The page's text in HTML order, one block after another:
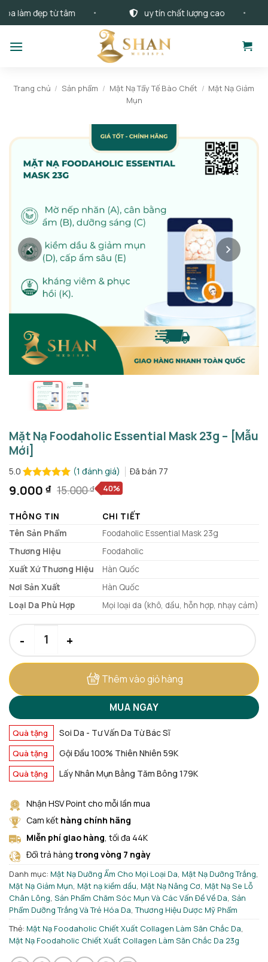
dung
đẹp từ tâm uy tín chất lượng cao
Trang chủ / Sản phẩm / Mặt Nạ Tẩy Tế Bào Chết / Mặt Nạ Giảm
Mụn
Mặt Nạ Foodaholic Essential Mask 23g – [Mẫu
Mới]
5.0
5.0trên 5
dựa trên
1
(1 đánh giá) Đã bán 77
15.000₫
Giá
gốc
là:
15.000 ₫.
9.000 ₫
Giá
hiện
tại
là:
40%
THÔNG TIN
CHI TIẾT
Tên Sản Phẩm
Foodaholic Essential Mask 23g
Thương Hiệu
Foodaholic
Xuất Xứ Thương Hiệu
Hàn Quốc
Nơi Sản Xuất
Hàn Quốc
Loại Da Phù Hợp
Mọi loại da (khô, dầu, hỗn hợp, nhạy cảm)
Thêm vào giỏ hàng
MUA NGAY
Quà tặng Soi Da - Tư Vấn Da Từ Bác Sĩ
Quà tặng Gội Đầu 100% Thiên Nhiên 59K
Quà tặng Lấy Nhân Mụn Bằng Tăm Bông 179K
Nhận HSV Point cho mỗi lần mua
Cam kết hàng chính hãng
Miễn phí giao hàng , tối đa 44K
Đổi trả hàng trong vòng 7 ngày
Danh mục: Mặt Nạ Dưỡng Ẩm Cho Mọi Loại Da, Mặt Nạ Dưỡng Trắng,
Mặt Nạ Giảm Mụn, Mặt nạ kiềm dầu, Mặt Nạ Nâng Cơ, Mặt Nạ Se Lỗ
Chân Lông, Sản Phẩm Chăm Sóc Mụn Và Các Vấn Đề Về Da, Sản
Phẩm Dưỡng Trắng Và Trẻ Hóa Da,Thương Hiệu Dược Mỹ Phẩm
Thẻ: Mặt Nạ Foodaholic Chiết Xuất Collagen Làm Săn Chắc Da,
Mặt Nạ Foodaholic Chiết Xuất Collagen Làm Săn Chắc Da 23g